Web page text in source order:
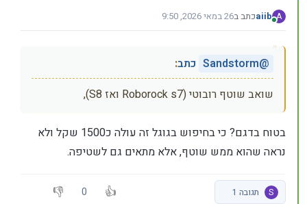
A
מחובר
aiibכתב ב26 במאי 2026, 9:50
נערך לאחרונה על ידי
@
Sandstorm כתב:
שואב שוטף רובוטי (Roborock s7 ואז S8),
בטוח בדגם? כי בחיפוש בגוגל זה עולה כ1500 שקל ולא
נראה שהוא ממש שוטף, אלא מתאים גם לשטיפה.
S תגובה 1 0